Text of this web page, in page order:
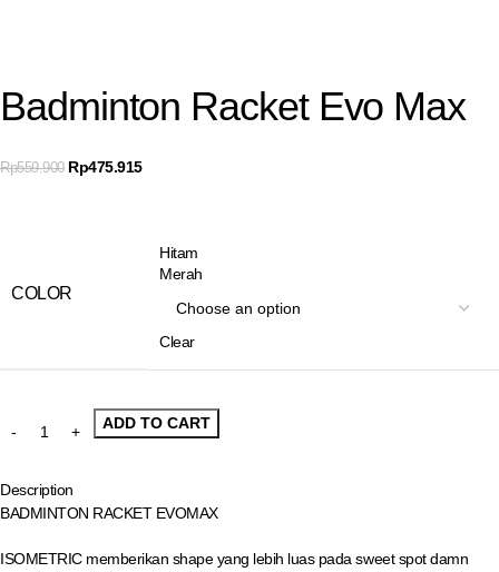
Badminton Racket Evo Max
Rp559.900 Rp475.915
COLOR
Hitam
Merah
Clear
ADD TO CART
Description
BADMINTON RACKET EVOMAX
ISOMETRIC memberikan shape yang lebih luas pada sweet spot damn